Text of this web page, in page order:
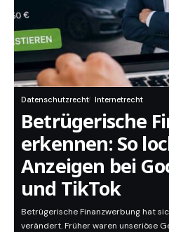
Datenschutzrecht Internetrecht
Betrügerische
erkennen: So
Anzeigen bei
und TikTok
Betrügerische Finanzwerbung hat
verändert. Früher waren unseriöse